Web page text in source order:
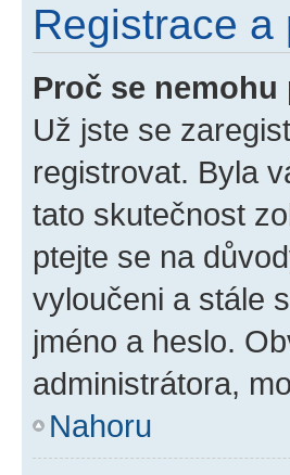
Registrace a
Proč se
Už jste se
registrovat. Byla
tato skutečnost
ptejte se na
vyloučeni a stále
jméno a heslo.
administrátora,
Nahoru